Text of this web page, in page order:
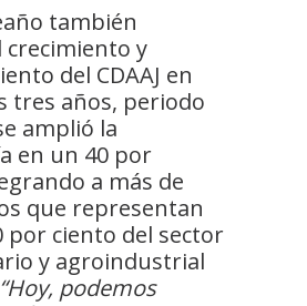
también
crecimiento y
del CDAAJ en
tres años, periodo
amplió la
en un 40 por
a más de
que representan
por ciento del sector
y agroindustrial
“Hoy, podemos